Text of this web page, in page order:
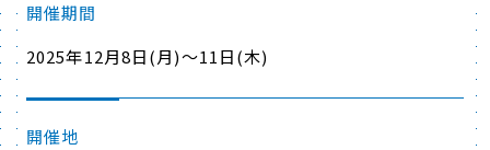
開催期間
2025年12月8日(月)～11日(木)
開催地